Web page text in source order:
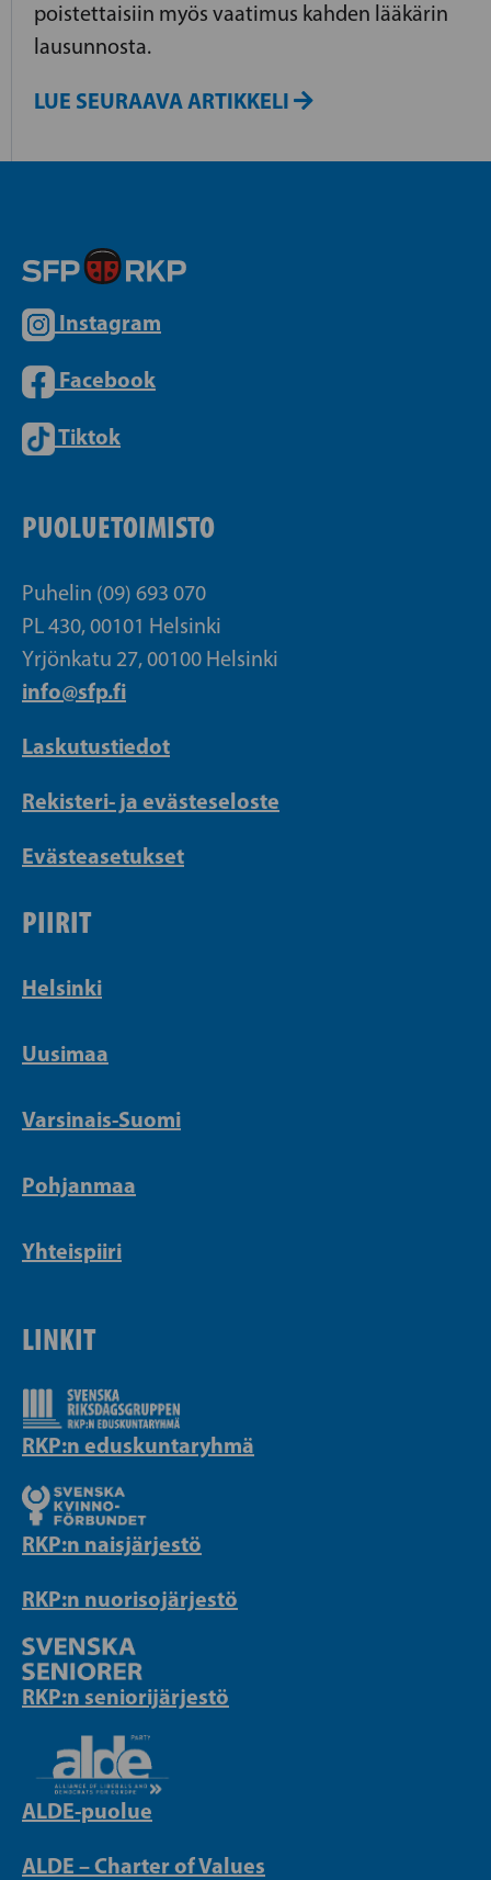
poistettaisiin myös vaatimus kahden lääkärin
lausunnosta.
LUE SEURAAVA ARTIKKELI
Instagram
Facebook
Tiktok
PUOLUETOIMISTO
Puhelin (09) 693 070
PL 430, 00101 Helsinki
Yrjönkatu 27, 00100 Helsinki
info@sfp.fi
Laskutustiedot
Rekisteri- ja evästeseloste
Evästeasetukset
PIIRIT
Helsinki
Uusimaa
Varsinais-Suomi
Pohjanmaa
Yhteispiiri
LINKIT
RKP:n eduskuntaryhmä
RKP:n naisjärjestö
RKP:n nuorisojärjestö
RKP:n seniorijärjestö
ALDE-puolue
ALDE – Charter of Values